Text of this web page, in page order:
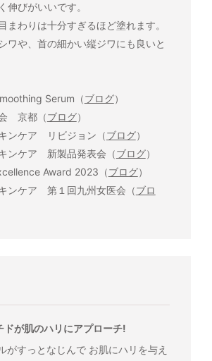
伸びがいいです。
まわりは十分すぎるほど塗れます。
ワや、首の細かい縦ジワにも良いと
Serum（ブログ）
京都（ブログ）
ンケア リビジョン（ブログ）
ンケア 新製品発表会（ブログ）
Award 2023（ブログ）
ンケア 第１回九州女医会（ブロ
ドが肌のハリにアプローチ!
がすっとなじんで お肌にハリを与え